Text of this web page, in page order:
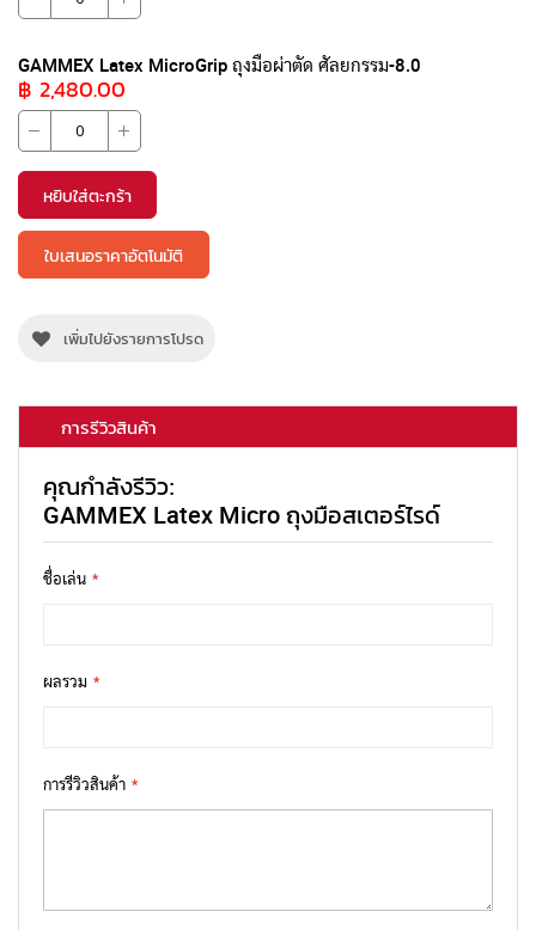
GAMMEX Latex MicroGrip ถุงมือผ่าตัด ศัลยกรรม-8.0
฿ 2,480.00
หยิบใส่ตะกร้า
ใบเสนอราคาอัตโนมัติ
เพิ่มไปยังรายการโปรด
การรีวิวสินค้า
คุณกำลังรีวิว:
GAMMEX Latex Micro ถุงมือสเตอร์ไรด์
ชื่อเล่น
ผลรวม
การรีวิวสินค้า